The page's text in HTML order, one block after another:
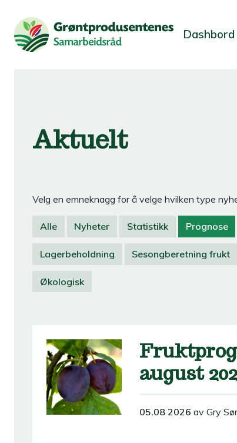
Dashbord
Aktuelt
Velg en emneknagg for å velge hvilken type
Alle Nyheter Statistikk Prognose
Lagerbeholdning Sesongberetning frukt
Økologisk
august
05.08 2026 av Gry